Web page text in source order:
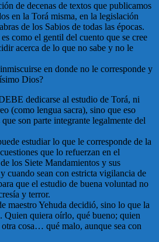
de decenas de textos que publicamos
en la Torá misma, en la legislación
de los Sabios de todas las épocas.
como el gentil del cuento que se cree
acerca de lo que no sabe y no le
en donde no le corresponde y
Dios?
dedicarse al estudio de Torá, ni
(como lengua sacra), sino que eso
son parte integrante legalmente del
estudiar lo que le corresponde de la
que lo refuerzan en el
los Siete Mandamientos y sus
cuando sean con estricta vigilancia de
que el estudio de buena voluntad no
y terror.
maestro Yehuda decidió, sino lo que la
Quien quiera oírlo, qué bueno; quien
otra cosa… qué malo, aunque sea con